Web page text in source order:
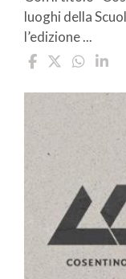
luoghi della
l’edizione ...